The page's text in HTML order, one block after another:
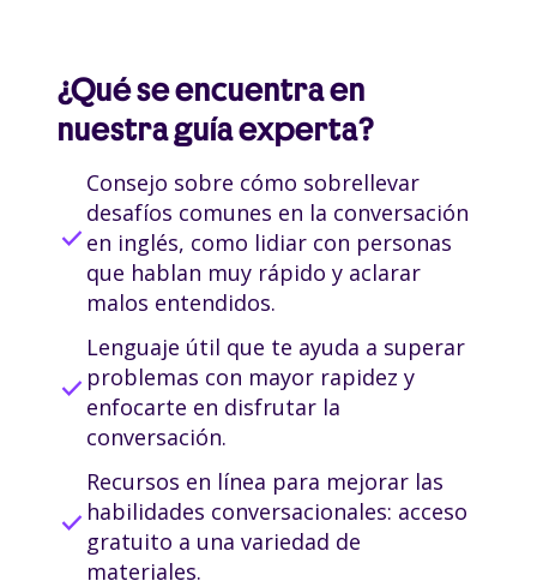
¿Qué se encuentra en
nuestra guía experta?
check
Consejo sobre cómo sobrellevar
desafíos comunes en la conversación
en inglés, como lidiar con personas
que hablan muy rápido y aclarar
malos entendidos.
check
Lenguaje útil que te ayuda a superar
problemas con mayor rapidez y
enfocarte en disfrutar la
conversación.
check
Recursos en línea para mejorar las
habilidades conversacionales: acceso
gratuito a una variedad de
materiales.